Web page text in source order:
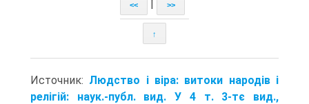
<< >>
↑
Источник: Людство і віра: витоки народів і
релігій: наук.-публ. вид. У 4 т. 3-тє вид.,